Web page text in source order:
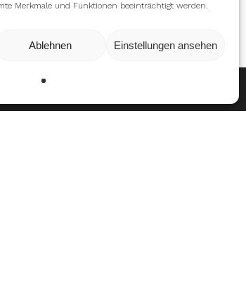
Merkmale und Funktionen beeinträchtigt werden.
Ablehnen Einstellungen ansehen